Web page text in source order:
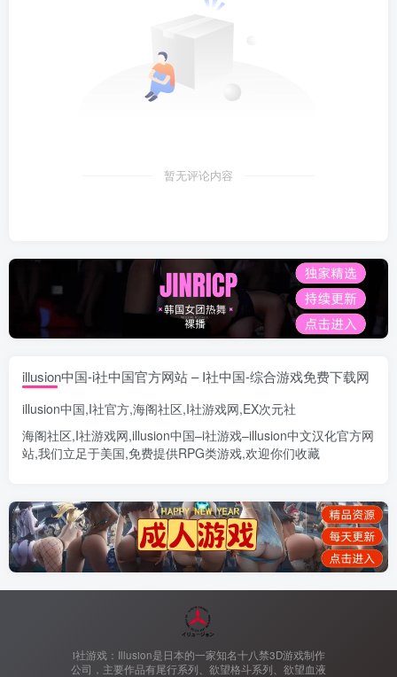
暂无评论内容
illusion中国-i社中国官方网站 – I社中国-综合游戏免费下载网
illusion中国,I社官方,海阁社区,I社游戏网,EX次元社
海阁社区,I社游戏网,illusion中国–i社游戏–illusion中文汉化官方网
站,我们立足于美国,免费提供RPG类游戏,欢迎你们收藏
i社游戏：Illusion是日本的一家知名十八禁3D游戏制作
公司，主要作品有尾行系列、欲望格斗系列、欲望血液